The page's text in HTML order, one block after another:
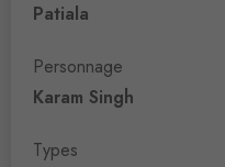
Patiala
Personnage
Karam Singh
Types